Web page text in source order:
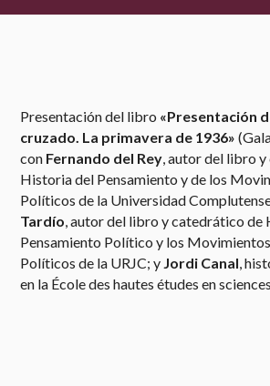
Presentación del libro «Presentación
cruzado. La primavera de 1936»
con Fernando del Rey , autor del libro
Historia del Pensamiento y de los
Políticos de la Universidad
Tardío , autor del libro y catedrático de
Pensamiento Político y los
Políticos de la URJC; y Jordi Canal ,
en la École des hautes études en